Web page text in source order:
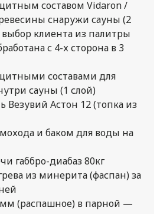
составом Vidaron /
снаружи сауны (2
выбор клиента из палитры
с 4-х сторона в 3
составами для
сауны (1 слой)
Везувий Астон 12 (топка из
и баком для воды на
габбро-диабаз 80кг
из минерита (фаспан) за
(распашное) в парной —